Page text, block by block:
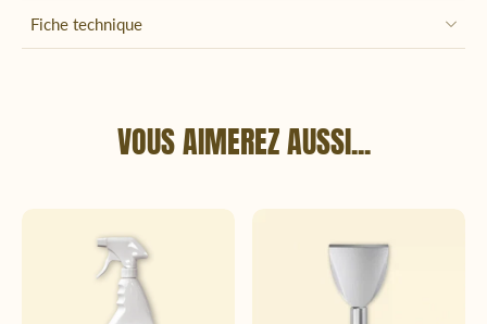
Fiche technique
VOUS AIMEREZ AUSSI...